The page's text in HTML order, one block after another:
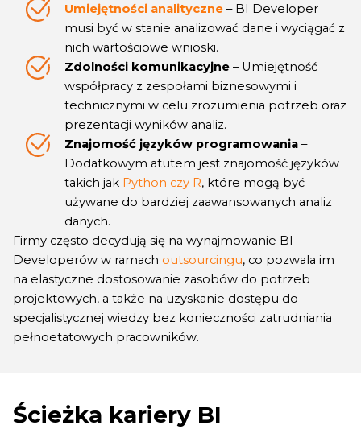
Umiejętności analityczne – BI Developer
musi być w stanie analizować dane i wyciągać z
nich wartościowe wnioski.
Zdolności komunikacyjne – Umiejętność
współpracy z zespołami biznesowymi i
technicznymi w celu zrozumienia potrzeb oraz
prezentacji wyników analiz.
Znajomość języków programowania –
Dodatkowym atutem jest znajomość języków
takich jak Python czy R, które mogą być
używane do bardziej zaawansowanych analiz
danych.
Firmy często decydują się na wynajmowanie BI
Developerów w ramach outsourcingu, co pozwala im
na elastyczne dostosowanie zasobów do potrzeb
projektowych, a także na uzyskanie dostępu do
specjalistycznej wiedzy bez konieczności zatrudniania
pełnoetatowych pracowników.
Ścieżka kariery BI